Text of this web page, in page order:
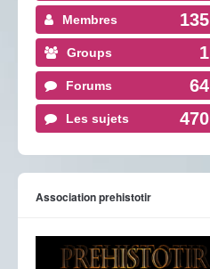
Membres 135
Groups 1
Forums 64
Les sujets 470
Association prehistotir